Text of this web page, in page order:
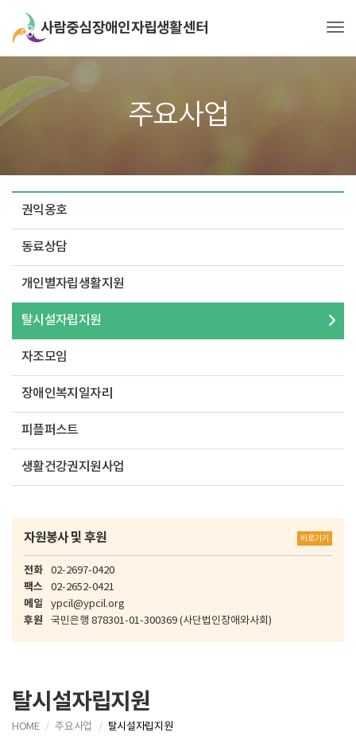
주요사업
권익옹호
동료상담
개인별자립생활지원
탈시설자립지원
자조모임
장애인복지일자리
피플퍼스트
생활건강권지원사업
자원봉사 및 후원 바로가기
전화 02-2697-0420
팩스 02-2652-0421
메일 ypcil@ypcil.org
후원 국민은행 878301-01-300369 (사단법인장애와사회)
탈시설자립지원
HOME 주요사업 탈시설자립지원